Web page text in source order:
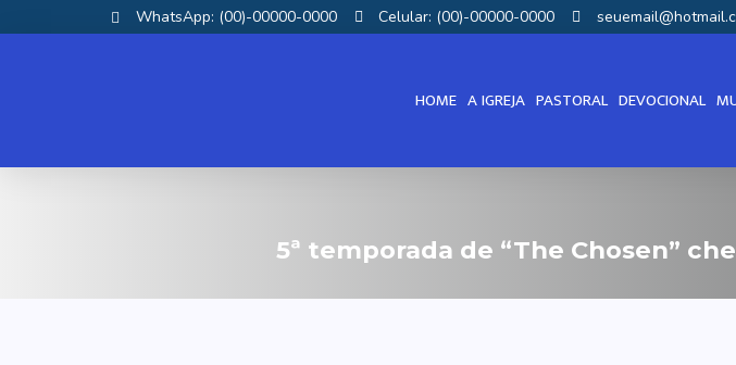
WhatsApp: (00)-00000-0000 Celular: (00)-00000-0000
HOME A IGREJA PASTORAL DEVOCIONAL
5ª temporada de “The Chosen”